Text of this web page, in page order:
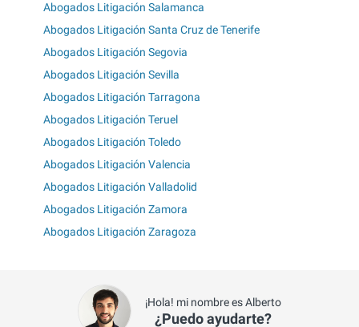
Abogados Litigación Salamanca
Abogados Litigación Santa Cruz de Tenerife
Abogados Litigación Segovia
Abogados Litigación Sevilla
Abogados Litigación Tarragona
Abogados Litigación Teruel
Abogados Litigación Toledo
Abogados Litigación Valencia
Abogados Litigación Valladolid
Abogados Litigación Zamora
Abogados Litigación Zaragoza
¡Hola! mi nombre es Alberto
¿Puedo ayudarte?